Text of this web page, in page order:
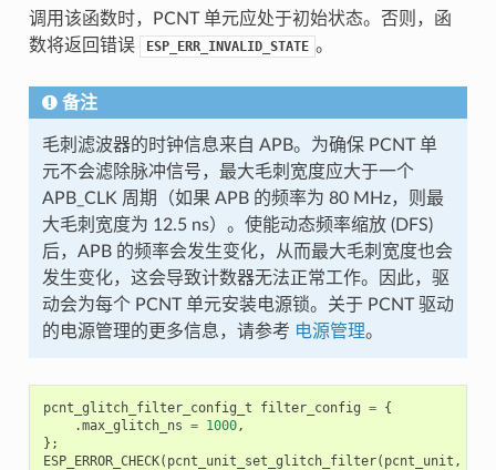
调用该函数时，PCNT 单元应处于初始状态。否则，函
数将返回错误
ESP_ERR_INVALID_STATE 。
备注
毛刺滤波器的时钟信息来自 APB。为确保 PCNT 单
元不会滤除脉冲信号，最大毛刺宽度应大于一个
APB_CLK 周期（如果 APB 的频率为 80 MHz，则最
大毛刺宽度为 12.5 ns）。使能动态频率缩放 (DFS)
后，APB 的频率会发生变化，从而最大毛刺宽度也会
发生变化，这会导致计数器无法正常工作。因此，驱
动会为每个 PCNT 单元安装电源锁。关于 PCNT 驱动
的电源管理的更多信息，请参考 电源管理。
pcnt_glitch_filter_config_t filter_config = {
.max_glitch_ns = 1000,
};
ESP_ERROR_CHECK( pcnt_unit_set_glitch_filter( pcnt_unit ,